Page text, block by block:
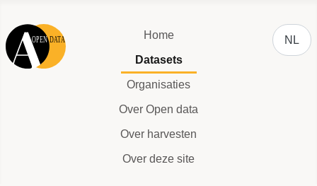
Home
Datasets
Organisaties
Over Open data
Over harvesten
Over deze site
NL